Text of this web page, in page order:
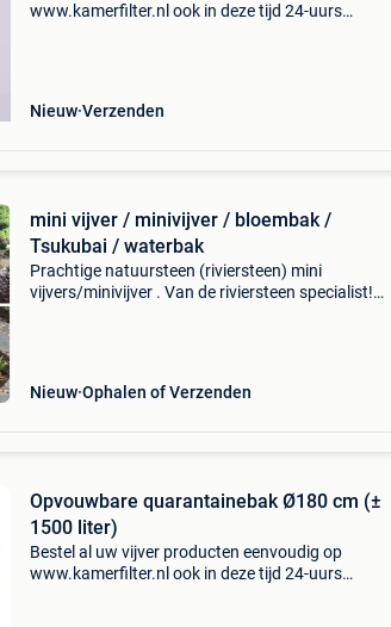
www.kamerfilter.nl ook in deze tijd 24-uurs
Nieuw Verzenden
mini vijver / minivijver / bloembak /
Tsukubai / waterbak
Prachtige natuursteen (riviersteen) mini
vijvers/minivijver . Van de riviersteen specialist!
Nieuw Ophalen of Verzenden
Opvouwbare quarantainebak Ø180 cm (±
1500 liter)
Bestel al uw vijver producten eenvoudig op
www.kamerfilter.nl ook in deze tijd 24-uurs